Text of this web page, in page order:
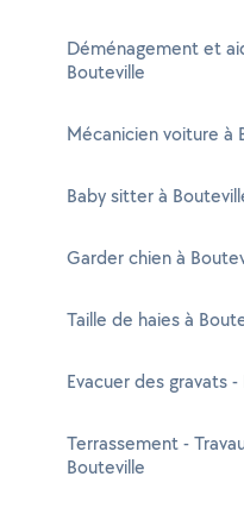
Déménagement et
Bouteville
Mécanicien voiture à
Baby sitter à
Garder chien à
Taille de haies à
Evacuer des gravats
Terrassement -
Bouteville